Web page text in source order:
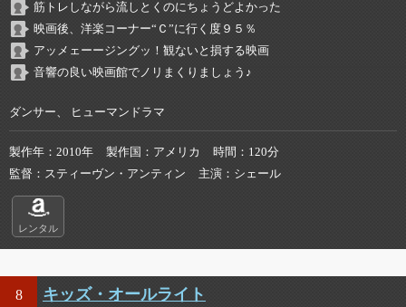
筋トレしながら流しとくのにちょうどよかった
映画後、洋楽コーナー“Ｃ”に行く度９５％
アッメェーージングッ！観ないと損する映画
音響の良い映画館でノリまくりましょう♪
ダンサー、 ヒューマンドラマ
製作年 2010年 製作国 アメリカ 時間
120分
監督
スティーヴン・アンティン 主演 シェール
レンタル
8 キッズ・オールライト